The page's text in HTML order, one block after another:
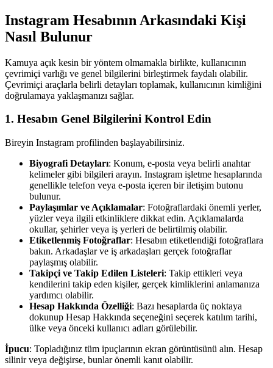
Instagram Hesabının Arkasındaki Kişi
Nasıl Bulunur
Kamuya açık kesin bir yöntem olmamakla birlikte, kullanıcının
çevrimiçi varlığı ve genel bilgilerini birleştirmek faydalı olabilir.
Çevrimiçi araçlarla belirli detayları toplamak, kullanıcının kimliğini
doğrulamaya yaklaşmanızı sağlar.
1. Hesabın Genel Bilgilerini Kontrol Edin
Bireyin Instagram profilinden başlayabilirsiniz.
Biyografi Detayları: Konum, e-posta veya belirli anahtar
kelimeler gibi bilgileri arayın. Instagram işletme hesaplarında
genellikle telefon veya e-posta içeren bir iletişim butonu
bulunur.
Paylaşımlar ve Açıklamalar: Fotoğraflardaki önemli yerler,
yüzler veya ilgili etkinliklere dikkat edin. Açıklamalarda
okullar, şehirler veya iş yerleri de belirtilmiş olabilir.
Etiketlenmiş Fotoğraflar: Hesabın etiketlendiği fotoğraflara
bakın. Arkadaşlar ve iş arkadaşları gerçek fotoğraflar
paylaşmış olabilir.
Takipçi ve Takip Edilen Listeleri: Takip ettikleri veya
kendilerini takip eden kişiler, gerçek kimliklerini anlamanıza
yardımcı olabilir.
Hesap Hakkında Özelliği: Bazı hesaplarda üç noktaya
dokunup Hesap Hakkında seçeneğini seçerek katılım tarihi,
ülke veya önceki kullanıcı adları görülebilir.
İpucu: Topladığınız tüm ipuçlarının ekran görüntüsünü alın. Hesap
silinir veya değişirse, bunlar önemli kanıt olabilir.